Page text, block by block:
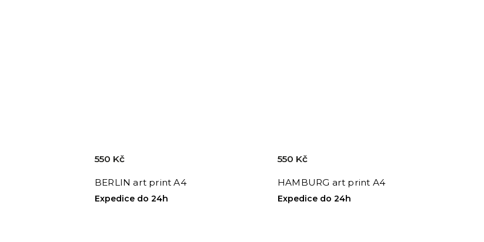
BERLIN art print A4
Expedice do 24h
550 Kč
HAMBURG art print A4
Expedice do 24h
550 Kč